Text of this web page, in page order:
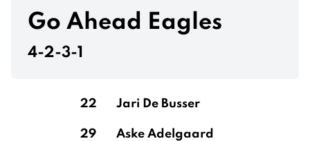
Go Ahead Eagles
4-2-3-1
22 Jari De Busser
29 Aske Adelgaard